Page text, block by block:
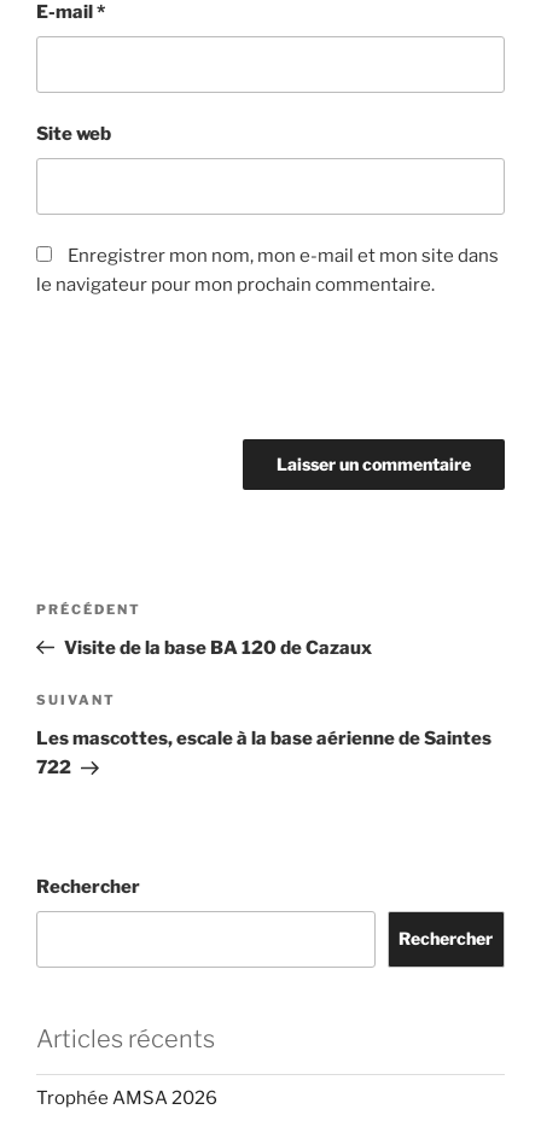
E-mail*
Site web
Enregistrer mon nom, mon e-mail et mon site dans
le navigateur pour mon prochain commentaire.
Navigation
l’article
Article
précédent
PRÉCÉDENT
Visite de la base BA 120 de Cazaux
Article
suivant
SUIVANT
Les mascottes, escale à la base aérienne de Saintes
722
Rechercher
Rechercher
Articles récents
Trophée AMSA 2026